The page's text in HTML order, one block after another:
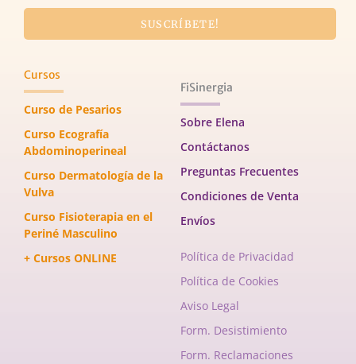
SUSCRÍBETE!
Cursos
Curso de Pesarios
Curso Ecografía
Abdominoperineal
Curso Dermatología de la
Vulva
Curso Fisioterapia en el
Periné Masculino
+ Cursos ONLINE
FiSinergia
Sobre Elena
Contáctanos
Preguntas Frecuentes
Condiciones de Venta
Envíos
Política de Privacidad
Política de Cookies
Aviso Legal
Form. Desistimiento
Form. Reclamaciones